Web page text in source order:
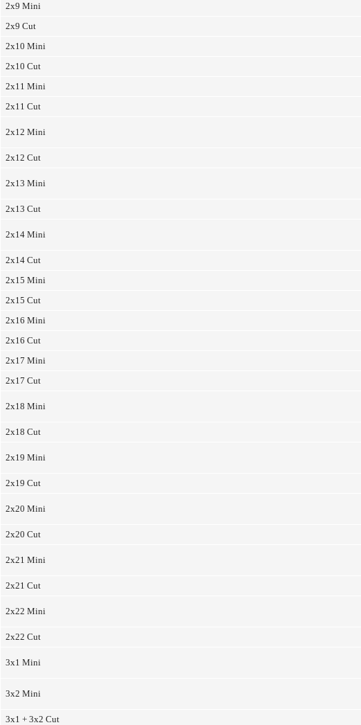
2x9 Mini
2x9 Cut
2x10 Mini
2x10 Cut
2x11 Mini
2x11 Cut
2x12 Mini
2x12 Cut
2x13 Mini
2x13 Cut
2x14 Mini
2x14 Cut
2x15 Mini
2x15 Cut
2x16 Mini
2x16 Cut
2x17 Mini
2x17 Cut
2x18 Mini
2x18 Cut
2x19 Mini
2x19 Cut
2x20 Mini
2x20 Cut
2x21 Mini
2x21 Cut
2x22 Mini
2x22 Cut
3x1 Mini
3x2 Mini
3x1 + 3x2 Cut